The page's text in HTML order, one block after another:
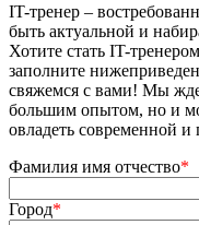
IT-тренер –
быть актуальной и
Хотите стать IT-
заполните
свяжемся с вами! Мы
большим опытом, но и
овладеть современной
Фамилия имя отчество*
Город*